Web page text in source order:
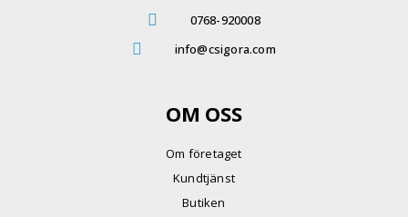
0768-920008
info@csigora.com
OM OSS
Om företaget
Kundtjänst
Butiken